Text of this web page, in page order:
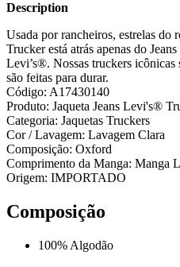
Description
Usada por rancheiros, estrelas do
Trucker está atrás apenas do
Levi’s®. Nossas truckers icônicas
são feitas para durar.
Código: A17430140
Produto: Jaqueta Jeans Levi's®
Categoria: Jaquetas Truckers
Cor / Lavagem: Lavagem Clara
Composição: Oxford
Comprimento da Manga: Manga
Origem: IMPORTADO
Composição
100% Algodão